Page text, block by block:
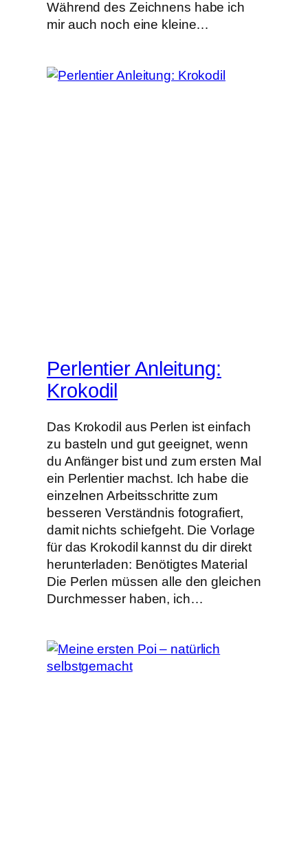
Während des Zeichnens habe ich
mir auch noch eine kleine…
Perlentier Anleitung:
Krokodil
Das Krokodil aus Perlen ist einfach
zu basteln und gut geeignet, wenn
du Anfänger bist und zum ersten Mal
ein Perlentier machst. Ich habe die
einzelnen Arbeitsschritte zum
besseren Verständnis fotografiert,
damit nichts schiefgeht. Die Vorlage
für das Krokodil kannst du dir direkt
herunterladen: Benötigtes Material
Die Perlen müssen alle den gleichen
Durchmesser haben, ich…